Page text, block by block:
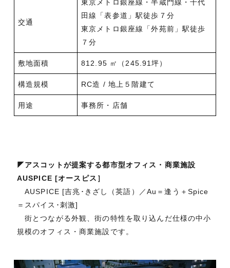
交通
東京メトロ銀座線・半蔵門線・千代
田線「表参道」駅徒歩７分
東京メトロ銀座線「外苑前」駅徒歩
７分
敷地面積 812.95 ㎡（245.91坪）
構造規模 RC造 / 地上５階建て
用途 事務所・店舗
◤アスコットが提案する都市型オフィス・商業施設
AUSPICE [オースピス］
AUSPICE [吉兆･きざし（英語）／Au＝逢う＋Spice
＝スパイス･刺激]
街とつながる外観、街の特性を取り込んだ仕様の中小
規模のオフィス・商業施設です。